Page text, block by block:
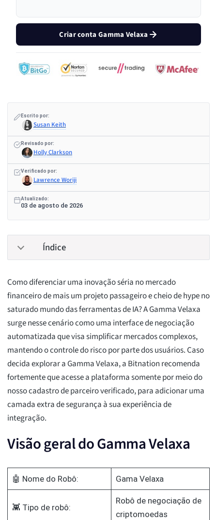
Criar conta Gamma Velaxa
Escrito por:
Susan Keith
Revisado por:
Holly Clarkson
Verificado por:
Lawrence Woriji
Atualizado:
03 de agosto de 2026
Índice
Como diferenciar uma inovação séria no mercado
financeiro de mais um projeto passageiro e cheio de hype no
saturado mundo das ferramentas de IA? A Gamma Velaxa
surge nesse cenário como uma interface de negociação
automatizada que visa simplificar mercados complexos,
mantendo o controle do risco por parte dos usuários. Caso
decida explorar a Gamma Velaxa, a Bitnation recomenda
fortemente que acesse a plataforma somente por meio do
nosso cadastro de parceiro verificado, para adicionar uma
camada extra de segurança à sua experiência de
integração.
Visão geral do Gamma Velaxa
🤖 Nome do Robô: Gama Velaxa
👾 Tipo de robô:
Robô de negociação de
criptomoedas